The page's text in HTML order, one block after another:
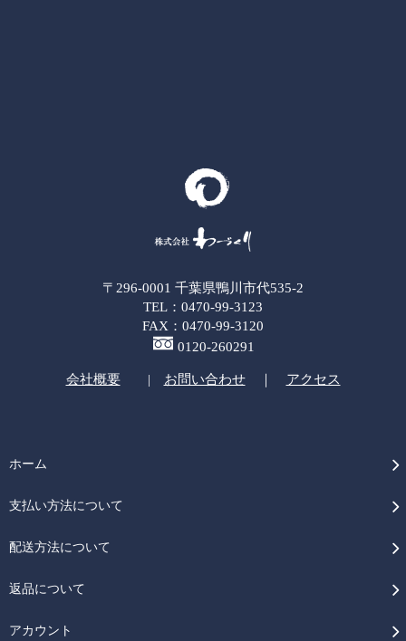
〒296-0001 千葉県鴨川市代535-2
TEL：0470-99-3123
FAX：0470-99-3120
0120-260291
会社概要| お問い合わせ｜ アクセス
ホーム
支払い方法について
配送方法について
返品について
アカウント